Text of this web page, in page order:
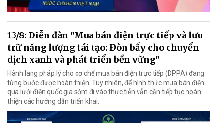
13/8: Diễn đàn "Mua bán điện trực tiếp và lưu
trữ năng lượng tái tạo: Đòn bẩy cho chuyển
dịch xanh và phát triển bền vững"
Hành lang pháp lý cho cơ chế mua bán điện trực tiếp (DPPA) đang
từng bước được hoàn thiện. Tuy nhiên, để hình thức mua bán điện
qua lưới điện quốc gia sớm đi vào thực tiễn vẫn cần tiếp tục hoàn
thiện các hướng dẫn triển khai.